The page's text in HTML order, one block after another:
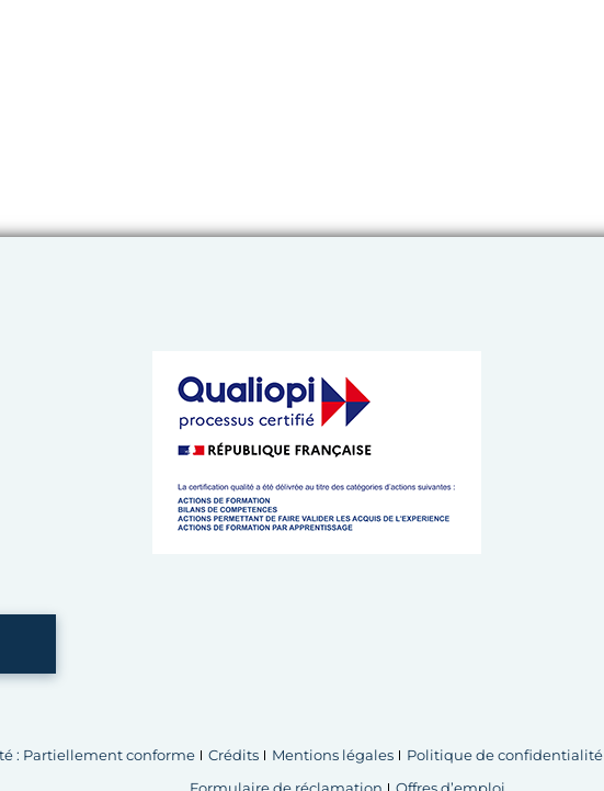
des cookies
et de l’Artisanat de Bretagne
: Partiellement conforme Crédits Mentions légales Politique de confidentialité